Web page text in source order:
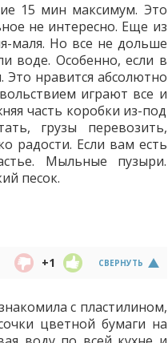
15 мин максимум. Это
не интересно. Еще из
маля. Но все не дольше
воде. Особенно, если в
Это нравится абсолютно
играют все и
часть коробки из-под
грузы перевозить,
радости. Если вам есть
Мыльные пузыри.
песок.
СВЕРНУТЬ
+1
с пластилином,
цветной бумаги на